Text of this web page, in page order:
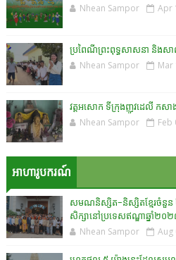
Nhean Sampor Apr
ប្រពៃណីព្រះពុទ្ធសាសនា និងសា
Nhean Sampor Mar
វត្តអសោក ទីក្រុងញូវដេលី កសា
Nhean Sampor Feb
អាហារូបករណ៍
សមណនិស្សិត-និស្សិតខ្មែរចំនួន
សិក្សានៅប្រទេសឥណ្ឌាឆ្នាំ២០
Nhean Sampor Aug